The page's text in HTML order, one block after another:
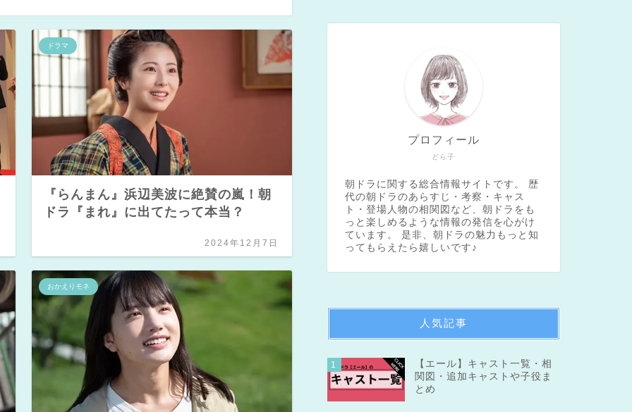
ドラマ
『らんまん』浜辺美波に絶賛の嵐！朝
ドラ『まれ』に出てたって本当？
2024年12月7日
おかえりモネ
どら子
プロフィール
朝ドラに関する総合情報サイトです。 歴
代の朝ドラのあらすじ・考察・キャス
ト・登場人物の相関図など、朝ドラをも
っと楽しめるような情報の発信を心がけ
ています。 是非、朝ドラの魅力もっと知
ってもらえたら嬉しいです♪
人気記事
1
【エール】キャスト一覧・相
関図・追加キャストや子役ま
とめ